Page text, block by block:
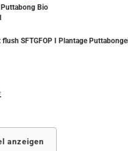
Puttabong Bio
flush SFTGFOP I Plantage
anzeigen